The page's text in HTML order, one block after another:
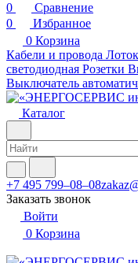
0
Сравнение
0
Избранное
0 Корзина
Кабели и провода
светодиодная Розетки
Выключатель
Каталог
+7 495 799–08–08
Заказать звонок
Войти
0 Корзина